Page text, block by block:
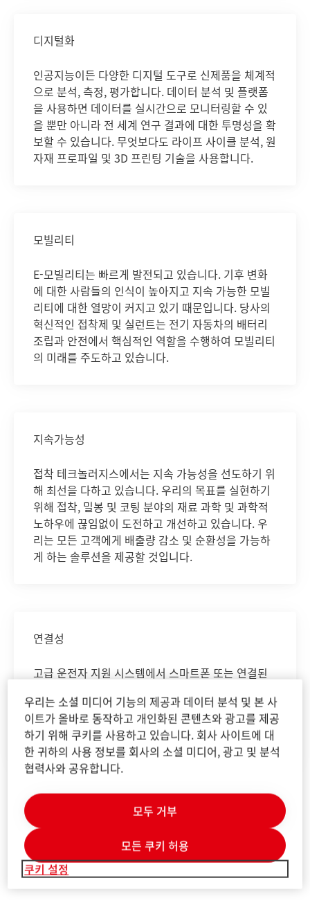
디지털화
인공지능이든 다양한 디지털 도구로 신제품을 체계적
으로 분석, 측정, 평가합니다. 데이터 분석 및 플랫폼
을 사용하면 데이터를 실시간으로 모니터링할 수 있
을 뿐만 아니라 전 세계 연구 결과에 대한 투명성을 확
보할 수 있습니다. 무엇보다도 라이프 사이클 분석, 원
자재 프로파일 및 3D 프린팅 기술을 사용합니다.
모빌리티
E-모빌리티는 빠르게 발전되고 있습니다. 기후 변화
에 대한 사람들의 인식이 높아지고 지속 가능한 모빌
리티에 대한 열망이 커지고 있기 때문입니다. 당사의
혁신적인 접착제 및 실런트는 전기 자동차의 배터리
조립과 안전에서 핵심적인 역할을 수행하여 모빌리티
의 미래를 주도하고 있습니다.
지속가능성
접착 테크놀러지스에서는 지속 가능성을 선도하기 위
해 최선을 다하고 있습니다. 우리의 목표를 실현하기
위해 접착, 밀봉 및 코팅 분야의 재료 과학 및 과학적
노하우에 끊임없이 도전하고 개선하고 있습니다. 우
리는 모든 고객에게 배출량 감소 및 순환성을 가능하
게 하는 솔루션을 제공할 것입니다.
연결성
고급 운전자 지원 시스템에서 스마트폰 또는 연결된
에 영향을 미치며 당사의 솔루션도 마찬가지입니다.
우리는 오늘날의 전자 기술을 개선하고 디지털화된
미래를 가능하게 하는 제품을 개발하고 있습니다.
우리는 소셜 미디어 기능의 제공과 데이터 분석 및 본 사
이트가 올바로 동작하고 개인화된 콘텐츠와 광고를 제공
하기 위해 쿠키를 사용하고 있습니다. 회사 사이트에 대
한 귀하의 사용 정보를 회사의 소셜 미디어, 광고 및 분석
협력사와 공유합니다.
쿠키 설정
모두 거부
모든 쿠키 허용